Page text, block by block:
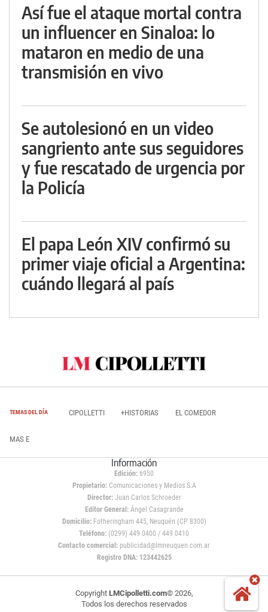
Así fue el ataque mortal contra
un influencer en Sinaloa: lo
mataron en medio de una
transmisión en vivo
Se autolesionó en un video
sangriento ante sus seguidores
y fue rescatado de urgencia por
la Policía
El papa León XIV confirmó su
primer viaje oficial a Argentina:
cuándo llegará al país
TEMAS DEL DÍA CIPOLLETTI +HISTORIAS EL COMEDOR
MAS E
Información
Edición: 6950
Propietario:Comunicaciones y Medios S.A
Director: Juan Carlos Schroeder
Editor General:Ángel Casagrande
Domicilio:Fotheringham 445, Neuquén (CP 8300)
Teléfono: (0299) 449 0400 / 449 0410
Contacto comercial: publicidad@lmneuquen.com.ar
Registro DNA: 123442625
Copyright LMCipolletti.com© 2026,
Todos los derechos reservados